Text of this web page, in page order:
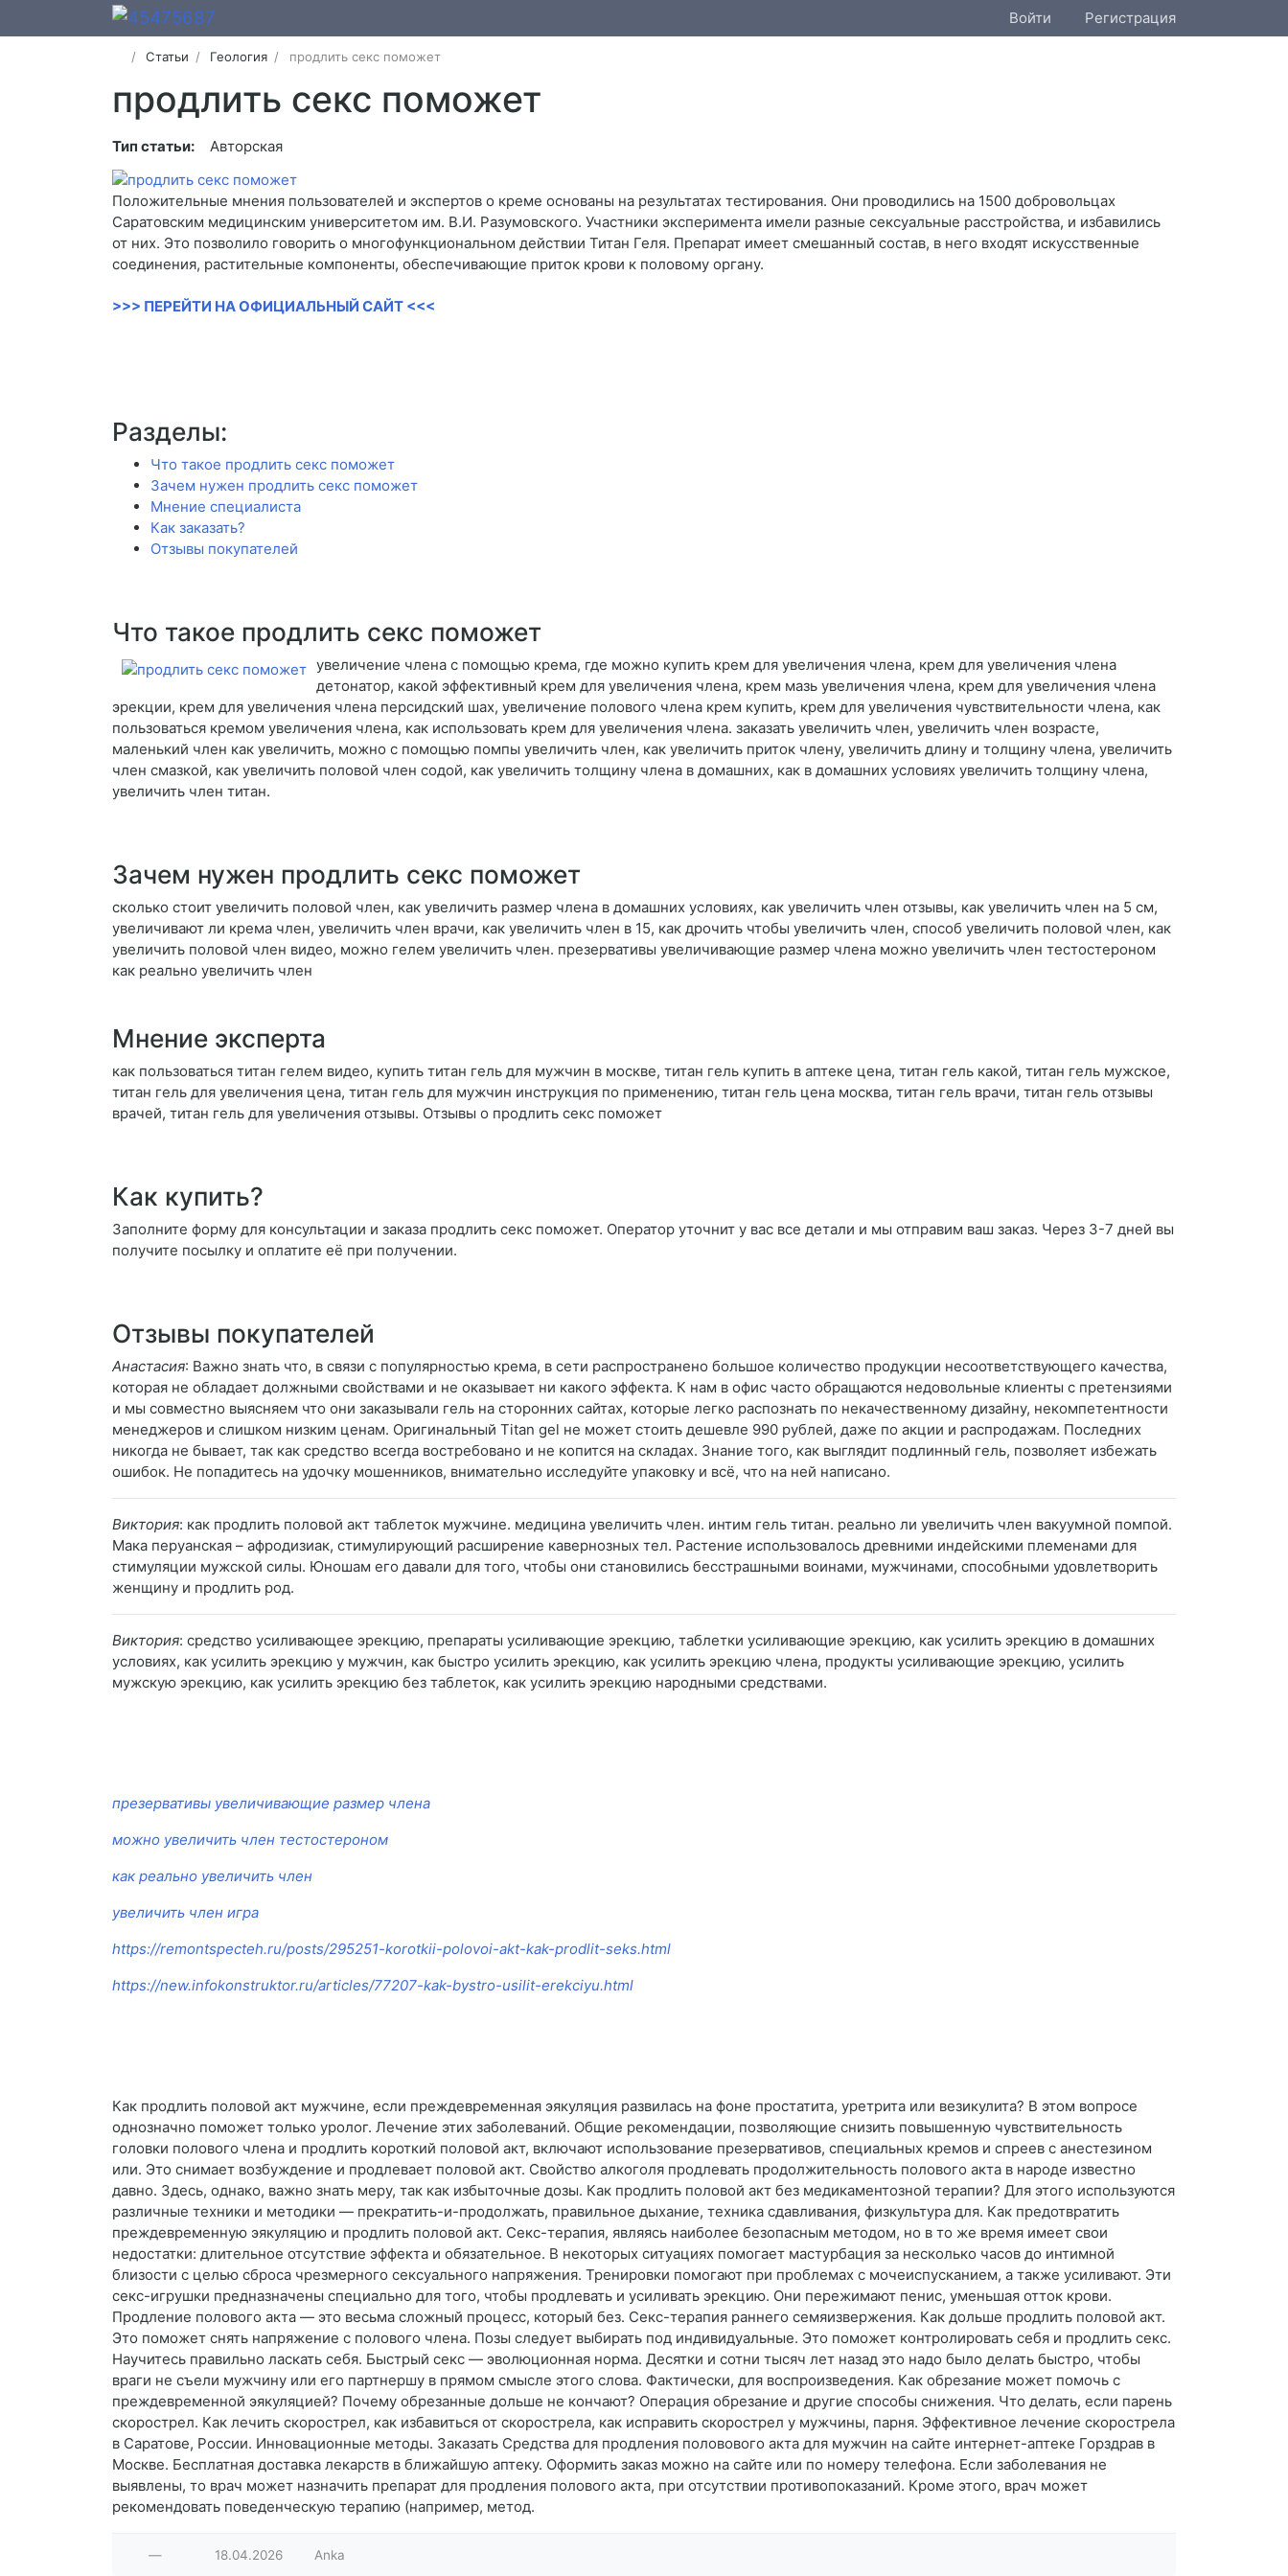
Войти Регистрация
Статьи Геология продлить секс поможет
продлить секс поможет
Тип статьи: Авторская
Положительные мнения пользователей и экспертов о креме основаны на результатах тестирования. Они проводились на 1500 добровольцах
Саратовским медицинским университетом им. В.И. Разумовского. Участники эксперимента имели разные сексуальные расстройства, и избавились
от них. Это позволило говорить о многофункциональном действии Титан Геля. Препарат имеет смешанный состав, в него входят искусственные
соединения, растительные компоненты, обеспечивающие приток крови к половому органу.
>>> ПЕРЕЙТИ НА ОФИЦИАЛЬНЫЙ САЙТ <<<
Разделы:
Что такое продлить секс поможет
Зачем нужен продлить секс поможет
Мнение специалиста
Как заказать?
Отзывы покупателей
Что такое продлить секс поможет
увеличение члена с помощью крема, где можно купить крем для увеличения члена, крем для увеличения члена
детонатор, какой эффективный крем для увеличения члена, крем мазь увеличения члена, крем для увеличения члена
эрекции, крем для увеличения члена персидский шах, увеличение полового члена крем купить, крем для увеличения чувствительности члена, как
пользоваться кремом увеличения члена, как использовать крем для увеличения члена. заказать увеличить член, увеличить член возрасте,
маленький член как увеличить, можно с помощью помпы увеличить член, как увеличить приток члену, увеличить длину и толщину члена, увеличить
член смазкой, как увеличить половой член содой, как увеличить толщину члена в домашних, как в домашних условиях увеличить толщину члена,
увеличить член титан.
Зачем нужен продлить секс поможет
сколько стоит увеличить половой член, как увеличить размер члена в домашних условиях, как увеличить член отзывы, как увеличить член на 5 см,
увеличивают ли крема член, увеличить член врачи, как увеличить член в 15, как дрочить чтобы увеличить член, способ увеличить половой член, как
увеличить половой член видео, можно гелем увеличить член. презервативы увеличивающие размер члена можно увеличить член тестостероном
как реально увеличить член
Мнение эксперта
как пользоваться титан гелем видео, купить титан гель для мужчин в москве, титан гель купить в аптеке цена, титан гель какой, титан гель мужское,
титан гель для увеличения цена, титан гель для мужчин инструкция по применению, титан гель цена москва, титан гель врачи, титан гель отзывы
врачей, титан гель для увеличения отзывы. Отзывы о продлить секс поможет
Как купить?
Заполните форму для консультации и заказа продлить секс поможет. Оператор уточнит у вас все детали и мы отправим ваш заказ. Через 3-7 дней вы
получите посылку и оплатите её при получении.
Отзывы покупателей
Анастасия: Важно знать что, в связи с популярностью крема, в сети распространено большое количество продукции несоответствующего качества,
которая не обладает должными свойствами и не оказывает ни какого эффекта. К нам в офис часто обращаются недовольные клиенты с претензиями
и мы совместно выясняем что они заказывали гель на сторонних сайтах, которые легко распознать по некачественному дизайну, некомпетентности
менеджеров и слишком низким ценам. Оригинальный Titan gel не может стоить дешевле 990 рублей, даже по акции и распродажам. Последних
никогда не бывает, так как средство всегда востребовано и не копится на складах. Знание того, как выглядит подлинный гель, позволяет избежать
ошибок. Не попадитесь на удочку мошенников, внимательно исследуйте упаковку и всё, что на ней написано.
Виктория: как продлить половой акт таблеток мужчине. медицина увеличить член. интим гель титан. реально ли увеличить член вакуумной помпой.
Мака перуанская – афродизиак, стимулирующий расширение кавернозных тел. Растение использовалось древними индейскими племенами для
стимуляции мужской силы. Юношам его давали для того, чтобы они становились бесстрашными воинами, мужчинами, способными удовлетворить
женщину и продлить род.
Виктория: средство усиливающее эрекцию, препараты усиливающие эрекцию, таблетки усиливающие эрекцию, как усилить эрекцию в домашних
условиях, как усилить эрекцию у мужчин, как быстро усилить эрекцию, как усилить эрекцию члена, продукты усиливающие эрекцию, усилить
мужскую эрекцию, как усилить эрекцию без таблеток, как усилить эрекцию народными средствами.
презервативы увеличивающие размер члена
можно увеличить член тестостероном
как реально увеличить член
увеличить член игра
https://remontspecteh.ru/posts/295251-korotkii-polovoi-akt-kak-prodlit-seks.html
https://new.infokonstruktor.ru/articles/77207-kak-bystro-usilit-erekciyu.html
Как продлить половой акт мужчине, если преждевременная эякуляция развилась на фоне простатита, уретрита или везикулита? В этом вопросе
однозначно поможет только уролог. Лечение этих заболеваний. Общие рекомендации, позволяющие снизить повышенную чувствительность
головки полового члена и продлить короткий половой акт, включают использование презервативов, специальных кремов и спреев с анестезином
или. Это снимает возбуждение и продлевает половой акт. Свойство алкоголя продлевать продолжительность полового акта в народе известно
давно. Здесь, однако, важно знать меру, так как избыточные дозы. Как продлить половой акт без медикаментозной терапии? Для этого используются
различные техники и методики — прекратить-и-продолжать, правильное дыхание, техника сдавливания, физкультура для. Как предотвратить
преждевременную эякуляцию и продлить половой акт. Секс-терапия, являясь наиболее безопасным методом, но в то же время имеет свои
недостатки: длительное отсутствие эффекта и обязательное. В некоторых ситуациях помогает мастурбация за несколько часов до интимной
близости с целью сброса чрезмерного сексуального напряжения. Тренировки помогают при проблемах с мочеиспусканием, а также усиливают. Эти
секс-игрушки предназначены специально для того, чтобы продлевать и усиливать эрекцию. Они пережимают пенис, уменьшая отток крови.
Продление полового акта — это весьма сложный процесс, который без. Секс-терапия раннего семяизвержения. Как дольше продлить половой акт.
Это поможет снять напряжение с полового члена. Позы следует выбирать под индивидуальные. Это поможет контролировать себя и продлить секс.
Научитесь правильно ласкать себя. Быстрый секс — эволюционная норма. Десятки и сотни тысяч лет назад это надо было делать быстро, чтобы
враги не съели мужчину или его партнершу в прямом смысле этого слова. Фактически, для воспроизведения. Как обрезание может помочь с
преждевременной эякуляцией? Почему обрезанные дольше не кончают? Операция обрезание и другие способы снижения. Что делать, если парень
скорострел. Как лечить скорострел, как избавиться от скорострела, как исправить скорострел у мужчины, парня. Эффективное лечение скорострела
в Саратове, России. Инновационные методы. Заказать Средства для продления половового акта для мужчин на сайте интернет-аптеке Горздрав в
Москве. Бесплатная доставка лекарств в ближайшую аптеку. Оформить заказ можно на сайте или по номеру телефона. Если заболевания не
выявлены, то врач может назначить препарат для продления полового акта, при отсутствии противопоказаний. Кроме этого, врач может
рекомендовать поведенческую терапию (например, метод.
— 18.04.2026 Anka